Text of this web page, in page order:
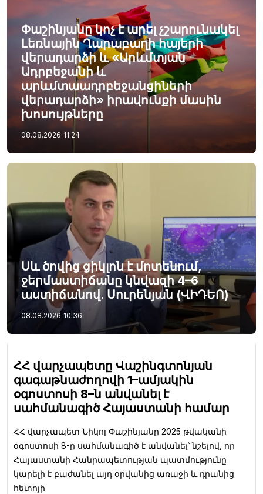
Փաշինյանը կոչ է արել չշարունակել
Լեռնային Ղարաբաղի հայերի
վերադարձի և «Արևմտյան
Ադրբեջանի և
արևմտաադրբեջանցիների
վերադարձի» իրավունքի մասին
խոսույթները
08.08.2026 11:24
Սև ծովից ցիկլոն է մոտենում,
ջերմաստիճանը կնվազի 4–6
աստիճանով. Սուրենյան (ՎԻԴԵՈ)
08.08.2026 10:36
ՀՀ վարչապետը Վաշինգտոնյան
գագաթնաժողովի 1–ամյակին
օգոստոսի 8–ն անվանել է
սահմանագիծ Հայաստանի համար
ՀՀ վարչապետ Նիկոլ Փաշինյանը 2025 թվականի
օգոստոսի 8-ը սահմանագիծ է անվանել՝ նշելով, որ
Հայաստանի Հանրապետության պատմությունը
կարելի է բաժանել այդ օրվանից առաջի և դրանից
հետոյի